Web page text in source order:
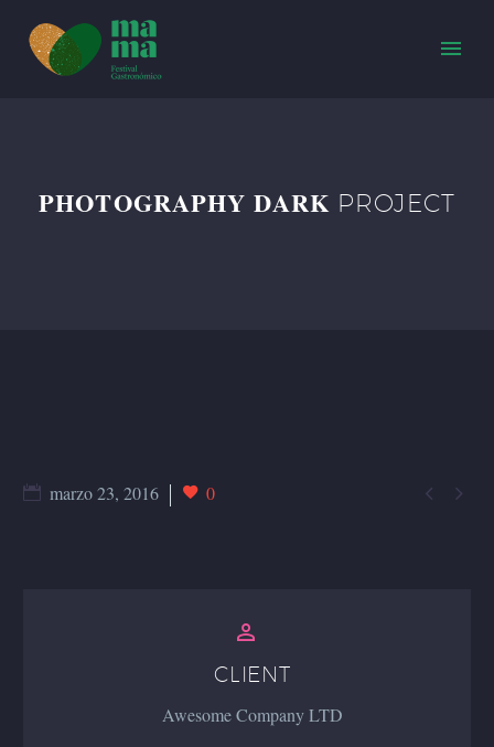
PHOTOGRAPHY DARK PROJECT
 
marzo 23, 2016 0


CLIENT
Awesome Company LTD